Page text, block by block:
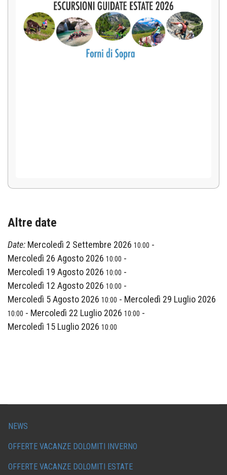
Altre date
Date: Mercoledì 2 Settembre 2026 10:00 -
Mercoledì 26 Agosto 2026 10:00 -
Mercoledì 19 Agosto 2026 10:00 -
Mercoledì 12 Agosto 2026 10:00 -
Mercoledì 5 Agosto 2026 10:00 - Mercoledì 29 Luglio 2026
10:00 - Mercoledì 22 Luglio 2026 10:00 -
Mercoledì 15 Luglio 2026 10:00
NEWS
OFFERTE VACANZE DOLOMITI INVERNO
OFFERTE VACANZE DOLOMITI ESTATE